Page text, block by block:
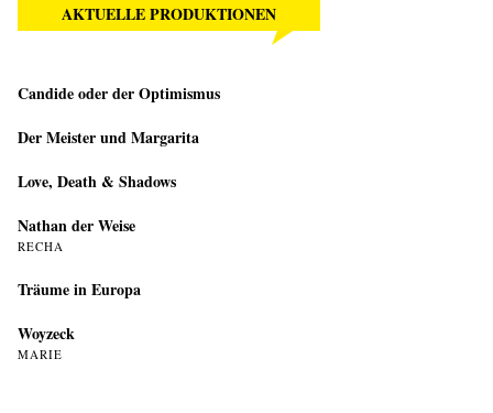
AKTUELLE PRODUKTIONEN
Candide oder der Optimismus
Der Meister und Margarita
Love, Death & Shadows
Nathan der Weise
RECHA
Träume in Europa
Woyzeck
MARIE